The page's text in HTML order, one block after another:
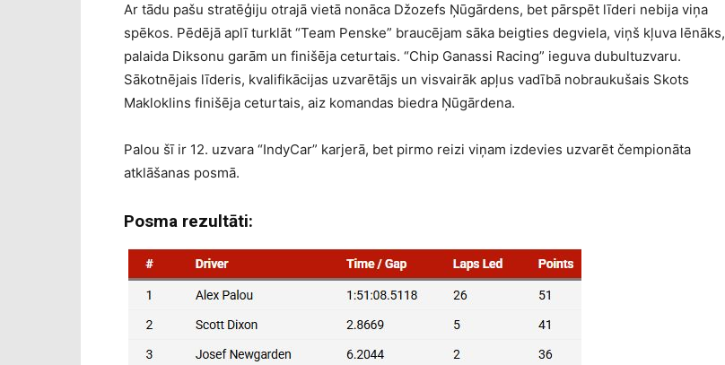
Ar tādu pašu stratēģiju otrajā vietā nonāca Džozefs Ņūgārdens, bet pārspēt līderi nebija viņa
spēkos. Pēdējā aplī turklāt “Team Penske” braucējam sāka beigties degviela, viņš kļuva lēnāks,
palaida Diksonu garām un finišēja ceturtais. “Chip Ganassi Racing” ieguva dubultuzvaru.
Sākotnējais līderis, kvalifikācijas uzvarētājs un visvairāk apļus vadībā nobraukušais Skots
Makloklins finišēja ceturtais, aiz komandas biedra Ņūgārdena.
Palou šī ir 12. uzvara “IndyCar” karjerā, bet pirmo reizi viņam izdevies uzvarēt čempionāta
atklāšanas posmā.
Posma rezultāti: